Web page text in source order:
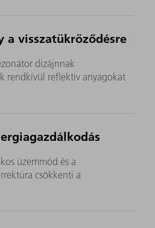
a visszatükröződésre
dizájnnak
rendkívül reflektív anyagokat
üzemmód és a
csökkenti a